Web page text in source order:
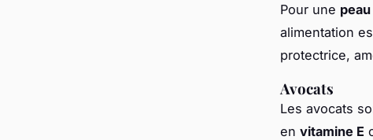
Pour une
alimentation
protectrice,
Avocats
Les avocats
en vitamine E